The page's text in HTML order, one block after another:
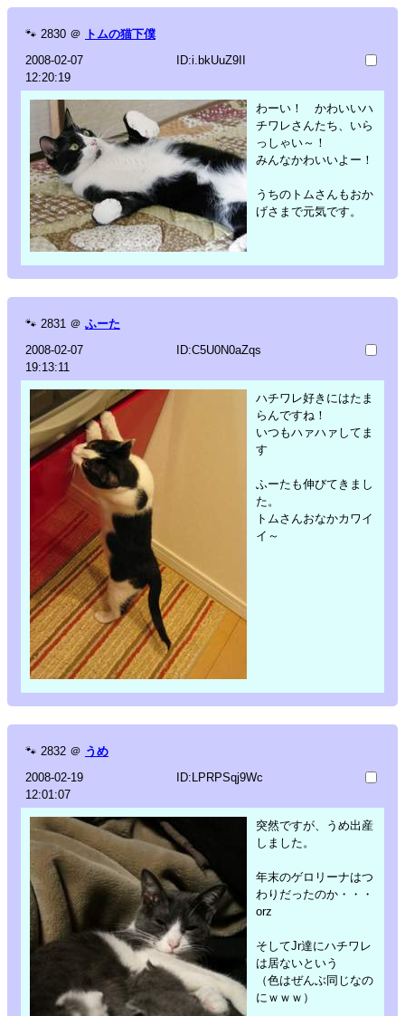
🐾 2830 ＠ トムの猫下僕
2008-02-07
12:20:19
ID:i.bkUuZ9II
わーい！ かわいいハ
チワレさんたち、いら
っしゃい～！
みんなかわいいよー！
うちのトムさんもおか
げさまで元気です。
🐾 2831 ＠ ふーた
2008-02-07
19:13:11
ID:C5U0N0aZqs
ハチワレ好きにはたま
らんですね！
いつもハァハァしてま
す
ふーたも伸びてきまし
た。
トムさんおなかカワイ
イ～
🐾 2832 ＠ うめ
2008-02-19
12:01:07
ID:LPRPSqj9Wc
突然ですが、うめ出産
しました。
年末のゲロリーナはつ
わりだったのか・・・
orz
そしてJr達にハチワレ
は居ないという
（色はぜんぶ同じなの
にｗｗｗ）